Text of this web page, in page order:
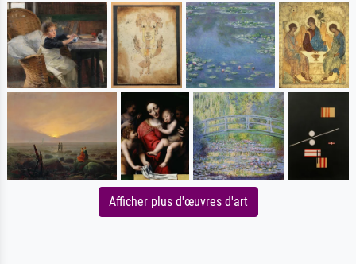
Afficher plus d'œuvres d'art